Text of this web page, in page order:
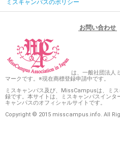
ミスキャンパスのポリシー
お問い合わせ
は、一般社団法人
マークです。※現在商標登録申請中です。
ミスキャンパス及び、MissCampusは、ミ
録です。本サイトは、ミスキャンパスイン
キャンパスのオフィシャルサイトです。
Copyright © 2015 misscampus.info. All